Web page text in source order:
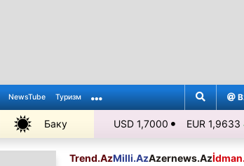
NewsTube Туризм
Баку
+29℃
USD 1,7000 EUR 1,9633
Trend.AzMilli.AzAzernews.Az